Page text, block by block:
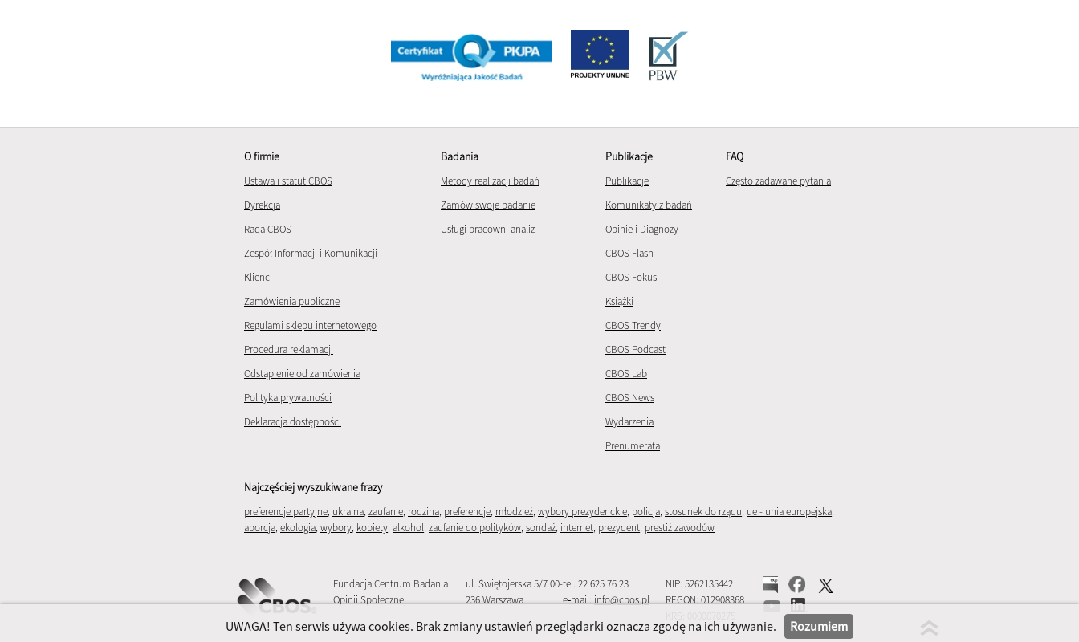
UWAGA! Ten serwis używa cookies. Brak zmiany ustawień przeglądarki oznacza zgodę na ich używanie. Rozumiem
O firmie
Ustawa i statut CBOS
Dyrekcja
Rada CBOS
Zespół Informacji i Komunikacji
Klienci
Zamówienia publiczne
Regulami sklepu internetowego
Procedura reklamacji
Odstąpienie od zamówienia
Polityka prywatności
Deklaracja dostępności
Badania
Metody realizacji badań
Zamów swoje badanie
Usługi pracowni analiz
Publikacje
Publikacje
Komunikaty z badań
Opinie i Diagnozy
CBOS Flash
CBOS Fokus
Książki
CBOS Trendy
CBOS Podcast
CBOS Lab
CBOS News
Wydarzenia
Prenumerata
FAQ
Często zadawane pytania
Najczęściej wyszukiwane frazy
preferencje partyjne, ukraina, zaufanie, rodzina, preferencje, młodzież, wybory prezydenckie, policja, stosunek do rządu, ue - unia europejska,
aborcja, ekologia, wybory, kobiety, alkohol, zaufanie do polityków, sondaż, internet, prezydent, prestiż zawodów
Fundacja Centrum Badania
Opinii Społecznej
ul. Świętojerska 5/7 00-
236 Warszawa
tel. 22 625 76 23
e‑mail:info@cbos.pl
NIP: 5262135442
REGON: 012908368